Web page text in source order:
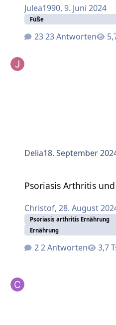
Julea1990, 9. Juni 2024
Füße
23 Antworten
Delia18. September
Psoriasis Arthritis
Christof, 28. August
Psoriasis arthritis Ernährung
Ernährung
2 Antworten